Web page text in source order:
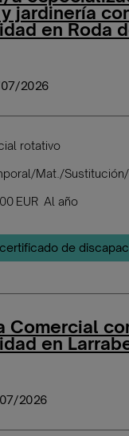
jardinería
en Roda
2026
rotativo
Mat./Sustitución/
EUR Al año
de
Comercial
en
2026